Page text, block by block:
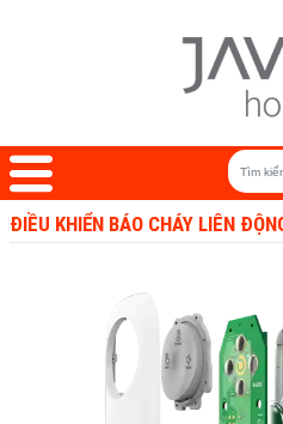
ĐIỀU KHIỂN BÁO CHÁY LIÊN